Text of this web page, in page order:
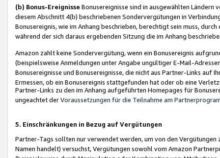
(b) Bonus-Ereignisse Bonusereignisse sind in ausgewählten Ländern
diesem Abschnitt 4(b) beschriebenen Sondervergütungen in
Bonusereignis, wie im Anhang beschrieben, berechtigt sein muss,
während der sich daraus ergebenden Sitzung die im Anhang
Amazon zahlt keine Sondervergütung, wenn ein Bonusereignis
(beispielsweise Anmeldungen unter Angabe ungültiger E-Mail-
Bonusereignisse und Bonusereignisse, die nicht aus Partner-Links auf
Ermessen, ob ein Bonusereignis stattgefunden hat oder ob eine
Partner-Links zu den im Anhang aufgeführten Homepages für
ungeachtet derVoraussetzungen für die Teilnahme am
5. Einschränkungen in Bezug auf Vergütungen
Partner-Tags sollten nur verwendet werden, um von den
Namen handelt) versuchst, Vergütungen sowohl vom Amazon